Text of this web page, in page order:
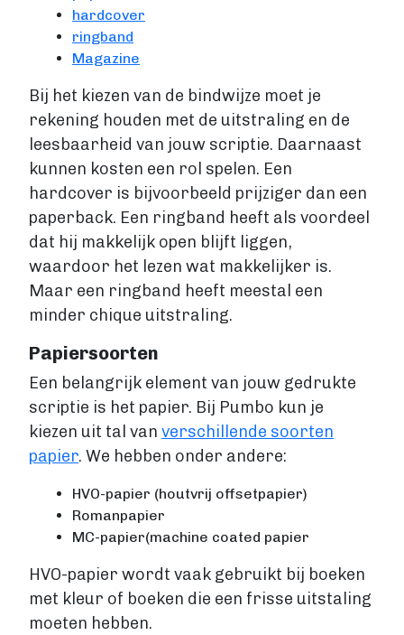
hardcover
ringband
Magazine
Bij het kiezen van de bindwijze moet je
rekening houden met de uitstraling en de
leesbaarheid van jouw scriptie. Daarnaast
kunnen kosten een rol spelen. Een
hardcover is bijvoorbeeld prijziger dan een
paperback. Een ringband heeft als voordeel
dat hij makkelijk open blijft liggen,
waardoor het lezen wat makkelijker is.
Maar een ringband heeft meestal een
minder chique uitstraling.
Papiersoorten
Een belangrijk element van jouw gedrukte
scriptie is het papier. Bij Pumbo kun je
kiezen uit tal van verschillende soorten
papier. We hebben onder andere:
HVO-papier (houtvrij offsetpapier)
Romanpapier
MC-papier(machine coated papier
HVO-papier wordt vaak gebruikt bij boeken
met kleur of boeken die een frisse uitstaling
moeten hebben.